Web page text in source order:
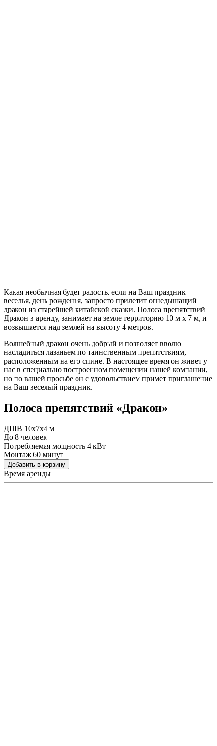
Какая необычная будет радость, если на Ваш праздник
веселья, день рожденья, запросто прилетит огнедышащий
дракон из старейшей китайской сказки. Полоса препятствий
Дракон в аренду, занимает на земле территорию 10 м х 7 м, и
возвышается над землей на высоту 4 метров.
Волшебный дракон очень добрый и позволяет вволю
насладиться лазаньем по таинственным препятствиям,
расположенным на его спине. В настоящее время он живет у
нас в специально построенном помещении нашей компании,
но по вашей просьбе он с удовольствием примет приглашение
на Ваш веселый праздник.
Полоса препятствий «Дракон»
ДШВ 10x7x4 м
До 8 человек
Потребляемая мощность 4 кВт
Монтаж 60 минут
Добавить в корзину
Время аренды